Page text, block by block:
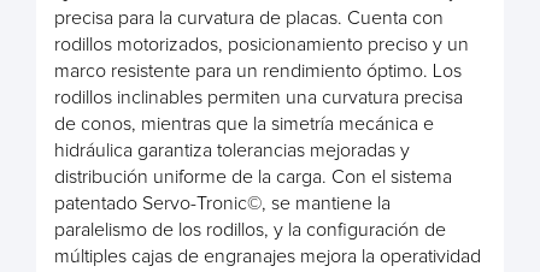
precisa para la curvatura de placas. Cuenta con
rodillos motorizados, posicionamiento preciso y un
marco resistente para un rendimiento óptimo. Los
rodillos inclinables permiten una curvatura precisa
de conos, mientras que la simetría mecánica e
hidráulica garantiza tolerancias mejoradas y
distribución uniforme de la carga. Con el sistema
patentado Servo-Tronic©, se mantiene la
paralelismo de los rodillos, y la configuración de
múltiples cajas de engranajes mejora la operatividad